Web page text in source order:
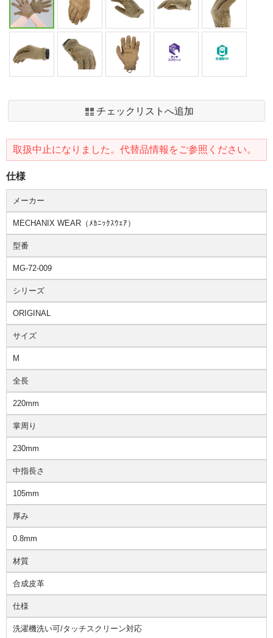
チェックリストへ追加
取扱中止になりました。代替品情報をご参照ください。
仕様
メーカー
MECHANIX WEAR（ﾒｶﾆｯｸｽｳｪｱ）
型番
MG-72-009
シリーズ
ORIGINAL
サイズ
M
全長
220mm
掌周り
230mm
中指長さ
105mm
厚み
0.8mm
材質
合成皮革
仕様
洗濯機洗い可/タッチスクリーン対応